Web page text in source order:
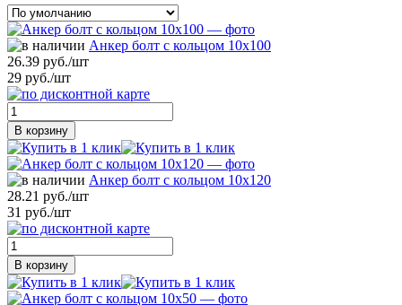
Анкер болт с кольцом 10х100
26.39 руб./шт
29 руб./шт
В корзину
Анкер болт с кольцом 10х120
28.21 руб./шт
31 руб./шт
В корзину